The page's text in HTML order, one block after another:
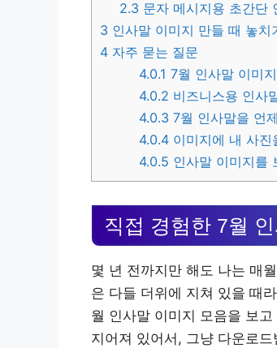
2.3 문자 메시지용 초간단
3 인사말 이미지 만들 때 놓치
4 자주 묻는 질문
4.0.1 7월 인사말 이미
4.0.2 비즈니스용 인사
4.0.3 7월 인사말을 언
4.0.4 이미지에 내 사
4.0.5 인사말 이미지를
직접 경험한 7월
몇 년 전까지만 해도 나는 매
은 다들 더위에 지쳐 있을 때
월 인사말 이미지 모음을 보
지어져 있어서, 그냥 다운로